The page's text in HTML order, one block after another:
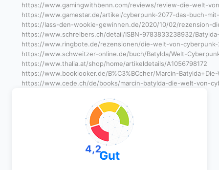
https://www.gamingwithbenn.com/reviews/review-die-welt-
https://www.gamestar.de/artikel/cyberpunk-2077-das-buch-
https://lass-den-wookie-gewinnen.de/2020/10/02/rezension-
https://www.schreibers.ch/detail/ISBN-9783833238932/
https://www.ringbote.de/rezensionen/die-welt-von-cyberpunk-
https://www.schweitzer-online.de/buch/Batylda/Welt-
https://www.thalia.at/shop/home/artikeldetails/A1056798172
https://www.booklooker.de/B%C3%BCcher/Marcin-
https://www.cede.ch/de/books/marcin-batylda-die-welt-von-
4,2Gut